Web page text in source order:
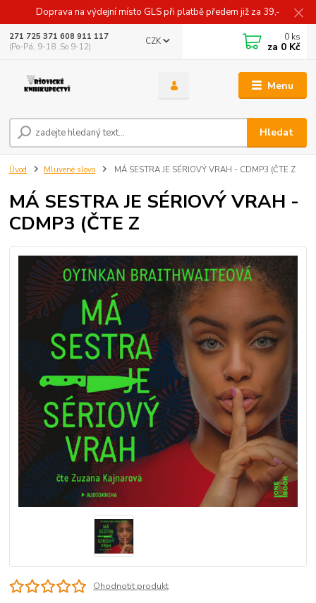
Doprava na výdejní místo GLS při platbě předem již za 39,-
Menu
CZK
Hledat
271 725 371 608 911 117
(Po-Pá, 9-18 ,So 9-12)
0 ks
za 0 Kč
Úvod Mluvené slovo MÁ SESTRA JE SÉRIOVÝ VRAH - CDMP3 (ČTE Z
MÁ SESTRA JE SÉRIOVÝ VRAH -
CDMP3 (ČTE Z
Ohodnotit produkt